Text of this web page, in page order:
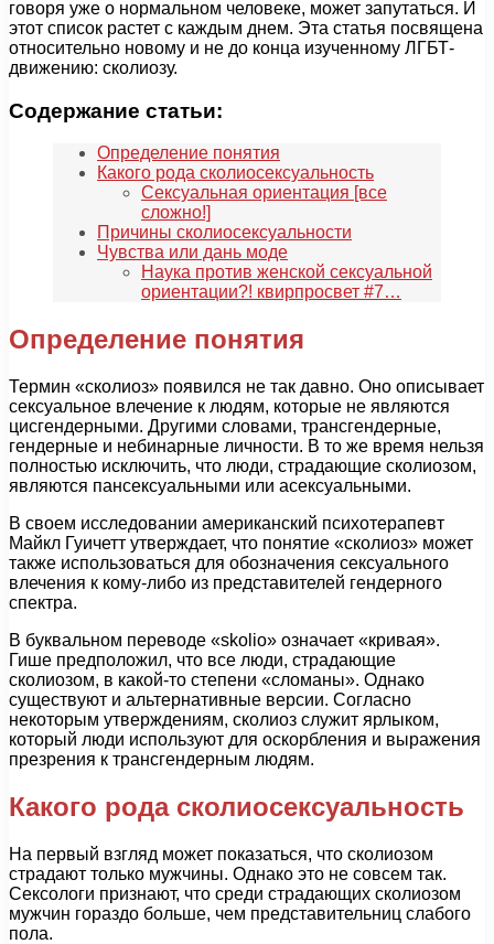
говоря уже о нормальном человеке, может запутаться. И
этот список растет с каждым днем. Эта статья посвящена
относительно новому и не до конца изученному ЛГБТ-
движению: сколиозу.
Содержание статьи:
Определение понятия
Какого рода сколиосексуальность
Сексуальная ориентация [все
сложно!]
Причины сколиосексуальности
Чувства или дань моде
Наука против женской сексуальной
ориентации?! квирпросвет #7…
Определение понятия
Термин «сколиоз» появился не так давно. Оно описывает
сексуальное влечение к людям, которые не являются
цисгендерными. Другими словами, трансгендерные,
гендерные и небинарные личности. В то же время нельзя
полностью исключить, что люди, страдающие сколиозом,
являются пансексуальными или асексуальными.
В своем исследовании американский психотерапевт
Майкл Гуичетт утверждает, что понятие «сколиоз» может
также использоваться для обозначения сексуального
влечения к кому-либо из представителей гендерного
спектра.
В буквальном переводе «skolio» означает «кривая».
Гише предположил, что все люди, страдающие
сколиозом, в какой-то степени «сломаны». Однако
существуют и альтернативные версии. Согласно
некоторым утверждениям, сколиоз служит ярлыком,
который люди используют для оскорбления и выражения
презрения к трансгендерным людям.
Какого рода сколиосексуальность
На первый взгляд может показаться, что сколиозом
страдают только мужчины. Однако это не совсем так.
Сексологи признают, что среди страдающих сколиозом
мужчин гораздо больше, чем представительниц слабого
пола.